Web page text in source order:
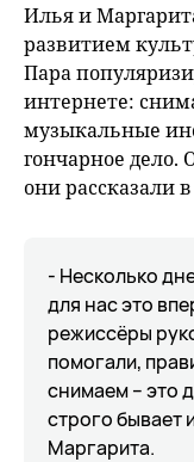
Илья и
развитием
Пара
интернете:
музыкальные
гончарное
они рассказали
- Несколько
для нас это
режиссёры
помогали,
снимаем – это
строго бывает
Маргарита.